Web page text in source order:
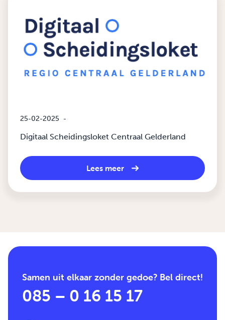
25-02-2025 -
Digitaal Scheidingsloket Centraal Gelderland
Lees meer
Samen uit elkaar zonder gedoe? Bel direct!
085 – 0 16 15 17